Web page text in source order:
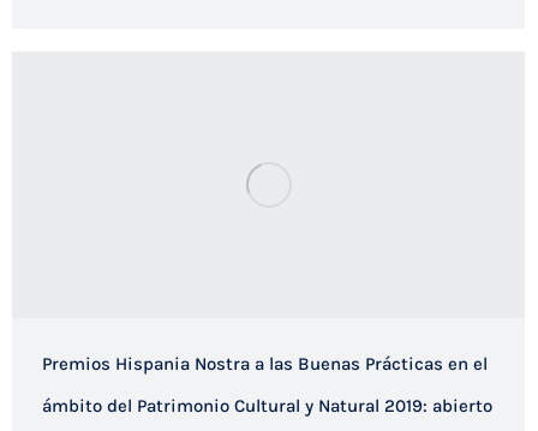
Premios Hispania Nostra a las Buenas Prácticas en el
ámbito del Patrimonio Cultural y Natural 2019: abierto